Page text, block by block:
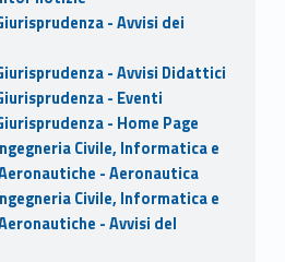
- Avvisi dei
- Avvisi Didattici
- Eventi
- Home Page
Civile, Informatica e
- Aeronautica
Civile, Informatica e
- Avvisi del